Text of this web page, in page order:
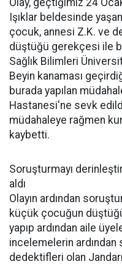
Olay, geçtiğimiz 24
Işıklar beldesinde
çocuk, annesi Z.K. ve
düştüğü gerekçesi ile
Sağlık Bilimleri
Beyin kanaması
burada yapılan
Hastanesi'ne sevk
müdahaleye rağmen
kaybetti.
Soruşturmayı
aldı
Olayın ardından
küçük çocuğun
yapıp ardından aile
incelemelerin ardından
dedektifleri olan